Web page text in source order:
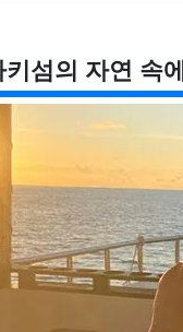
키섬의 자연 속